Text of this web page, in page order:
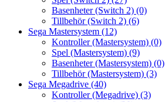
Basenheter (Switch 2) (0)
Tillbehör (Switch 2) (6)
Sega Mastersystem (12)
Kontroller (Mastersystem) (0)
Spel (Mastersystem) (9)
Basenheter (Mastersystem) (0)
Tillbehör (Mastersystem) (3)
Sega Megadrive (40)
Kontroller (Megadrive) (3)